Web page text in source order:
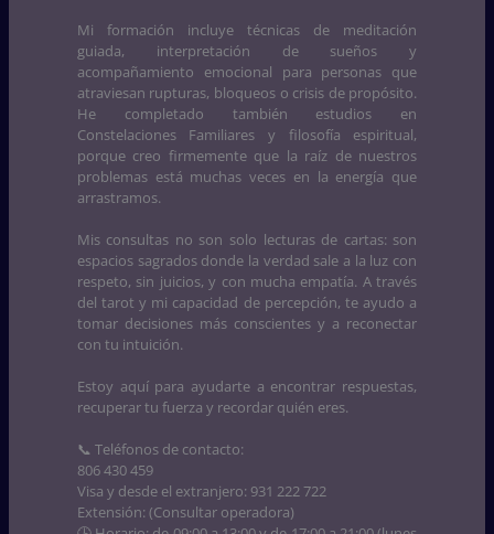
Mi formación incluye técnicas de meditación
guiada, interpretación de sueños y
acompañamiento emocional para personas que
atraviesan rupturas, bloqueos o crisis de propósito.
He completado también estudios en
Constelaciones Familiares y filosofía espiritual,
porque creo firmemente que la raíz de nuestros
problemas está muchas veces en la energía que
arrastramos.
Mis consultas no son solo lecturas de cartas: son
espacios sagrados donde la verdad sale a la luz con
respeto, sin juicios, y con mucha empatía. A través
del tarot y mi capacidad de percepción, te ayudo a
tomar decisiones más conscientes y a reconectar
con tu intuición.
Estoy aquí para ayudarte a encontrar respuestas,
recuperar tu fuerza y recordar quién eres.
📞 Teléfonos de contacto:
806 430 459
Visa y desde el extranjero: 931 222 722
Extensión: (Consultar operadora)